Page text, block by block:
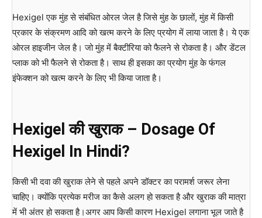
Hexigel एक मुंह से संबंधित ओरल जेल है जिसे मुंह के छालों, मुंह में किसी
प्रकार के संक्रमण आदि को खत्म करने के लिए प्रयोग में लाया जाता है। ये एक
ओरल हाइजीन जेल है। जो मुंह में बैक्टीरिया को फैलने से रोकता है। और डेंटल
प्लाक को भी फैलने से रोकता है। साथ ही इसका का प्रयोग मुंह के फंगल
इंफेक्शन को खत्म करने के लिए भी किया जाता है।
Hexigel की खुराक – Dosage Of
Hexigel In Hindi?
किसी भी दवा की खुराक लेने से पहले अपने डॉक्टर का परामर्श जरूर लेना
चाहिए। क्योंकि प्रत्येक मरीज का कैसे अलग हो सकता है और खुराक की मात्रा
में भी अंतर हो सकता है।अगर आप किसी कारण Hexigel लगाना भूल जाते है